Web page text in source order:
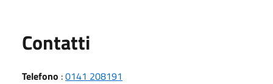
Contatti
Telefono :0141 208191